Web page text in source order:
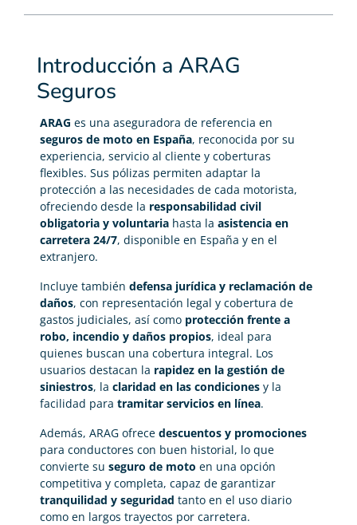
Introducción a ARAG
Seguros
ARAG es una aseguradora de referencia en
seguros de moto en España, reconocida por su
experiencia, servicio al cliente y coberturas
flexibles. Sus pólizas permiten adaptar la
protección a las necesidades de cada motorista,
ofreciendo desde la responsabilidad civil
obligatoria y voluntaria hasta la asistencia en
carretera 24/7, disponible en España y en el
extranjero.
Incluye también defensa jurídica y reclamación de
daños, con representación legal y cobertura de
gastos judiciales, así como protección frente a
robo, incendio y daños propios, ideal para
quienes buscan una cobertura integral. Los
usuarios destacan la rapidez en la gestión de
siniestros, la claridad en las condiciones y la
facilidad para tramitar servicios en línea.
Además, ARAG ofrece descuentos y promociones
para conductores con buen historial, lo que
convierte su seguro de moto en una opción
competitiva y completa, capaz de garantizar
tranquilidad y seguridad tanto en el uso diario
como en largos trayectos por carretera.